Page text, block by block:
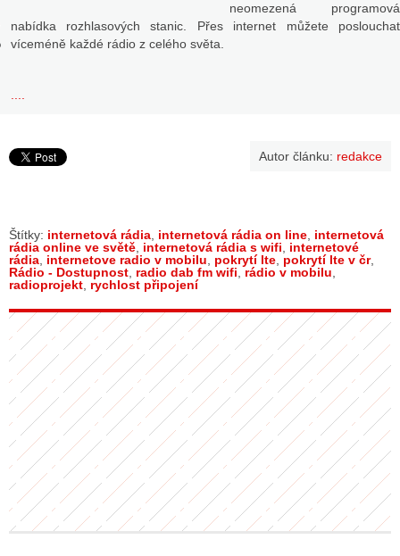
STARŠÍCH DISKUZÍ
neomezená programová
nabídka rozhlasových stanic. Přes internet můžete poslouchat
víceméně každé rádio z celého světa.
Autor článku: redakce
Štítky: internetová rádia internetová rádia on line internetová
rádia online ve světě internetová rádia s wifi
internetové
rádia internetove radio v mobilu pokrytí lte pokrytí lte v čr,
Rádio - Dostupnost radio dab fm wifi rádio v mobilu
radioprojekt rychlost připojení